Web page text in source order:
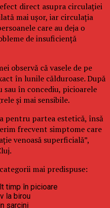
direct asupra circulației
mai ușor, iar circulația
care au deja o
de insuficiență
observă că vasele de pe
în lunile călduroase. După
în concediu, picioarele
și mai sensibile.
pentru partea estetică, însă
frecvent simptome care
venoasă superficială”,
mai predispuse:
timp în picioare
la birou
sarcini